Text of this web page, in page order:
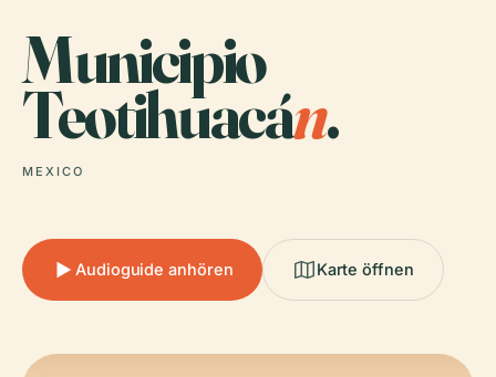
Municipio
Teotihuacán.
MEXICO
Audioguide anhören Karte öffnen